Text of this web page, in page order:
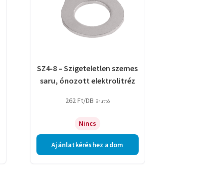
SZ4-8 – Szigeteletlen szemes
saru, ónozott elektrolitréz
262Ft/DB Bruttó
Nincs
Ajánlatkéréshez adom